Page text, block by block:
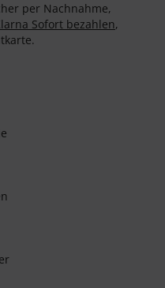
per Nachnahme,
Sofort bezahlen,